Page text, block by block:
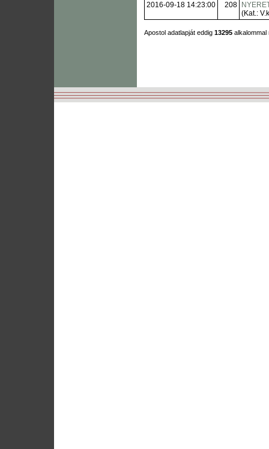
2016-09-18 14:23:00
208
(Kat.:
Apostol adatlapját eddig 13295 alkalommal